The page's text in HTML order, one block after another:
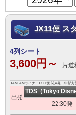
JX11便 ス
4列シート
3,600円～ 片道
JAMJAMライナーJX11便 関東発→中部方
出発
TDS（Tokyo
22:30発